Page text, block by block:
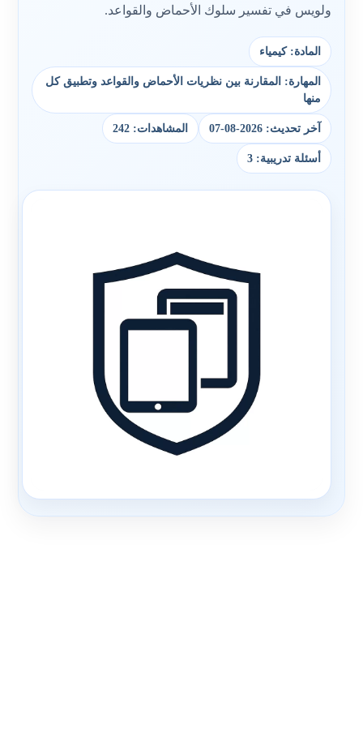
ولويس في تفسير سلوك الأحماض والقواعد.
المادة: كيمياء
المهارة: المقارنة بين نظريات الأحماض والقواعد وتطبيق كل
منها
آخر تحديث: 2026-08-07 المشاهدات: 242
أسئلة تدريبية: 3